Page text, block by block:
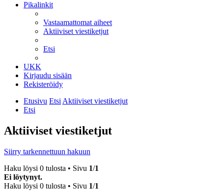
Pikalinkit
Vastaamattomat aiheet
Aktiiviset viestiketjut
Etsi
UKK
Kirjaudu sisään
Rekisteröidy
Etusivu EtsiAktiiviset viestiketjut
Etsi
Aktiiviset viestiketjut
Siirry tarkennettuun hakuun
Haku löysi 0 tulosta • Sivu 1/1
Ei löytynyt.
Haku löysi 0 tulosta • Sivu 1/1